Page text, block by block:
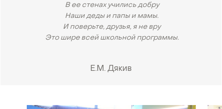
В ее стенах учились добру
Наши деды и папы и мамы.
И поверьте, друзья, я не вру
Это шире всей школьной программы.
Е.М. Дякив